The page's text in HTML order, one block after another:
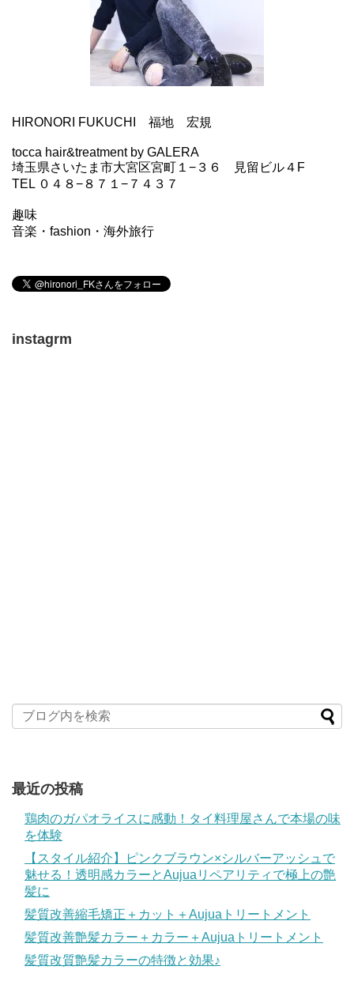
HIRONORI FUKUCHI 福地 宏規
tocca hair&treatment by GALERA
埼玉県さいたま市大宮区宮町１−３６ 見留ビル４F
TEL ０４８−８７１−７４３７
趣味
音楽・fashion・海外旅行
instagrm
最近の投稿
鶏肉のガパオライスに感動！タイ料理屋さんで本場の味
を体験
【スタイル紹介】ピンクブラウン×シルバーアッシュで
魅せる！透明感カラーとAujuaリペアリティで極上の艶
髪に
髪質改善縮毛矯正＋カット＋Aujuaトリートメント
髪質改善艶髪カラー＋カラー＋Aujuaトリートメント
髪質改質艶髪カラーの特徴と効果♪